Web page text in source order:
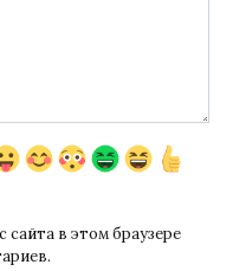
сайта в этом браузере